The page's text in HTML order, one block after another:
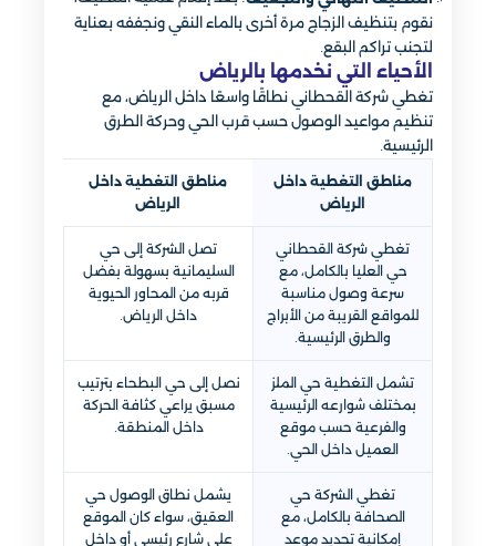
نقوم بتنظيف الزجاج مرة أخرى بالماء النقي ونجففه بعناية
لتجنب تراكم البقع.
الأحياء التي نخدمها بالرياض
تغطي شركة القحطاني نطاقًا واسعًا داخل الرياض، مع
تنظيم مواعيد الوصول حسب قرب الحي وحركة الطرق
الرئيسية.
مناطق التغطية داخل
الرياض
مناطق التغطية داخل
الرياض
تغطي شركة القحطاني
حي العليا بالكامل، مع
سرعة وصول مناسبة
للمواقع القريبة من الأبراج
والطرق الرئيسية.
تصل الشركة إلى حي
السليمانية بسهولة بفضل
قربه من المحاور الحيوية
داخل الرياض.
تشمل التغطية حي الملز
بمختلف شوارعه الرئيسية
والفرعية حسب موقع
العميل داخل الحي.
نصل إلى حي البطحاء بترتيب
مسبق يراعي كثافة الحركة
داخل المنطقة.
تغطي الشركة حي
الصحافة بالكامل، مع
إمكانية تحديد موعد
يشمل نطاق الوصول حي
العقيق، سواء كان الموقع
على شارع رئيسي أو داخل